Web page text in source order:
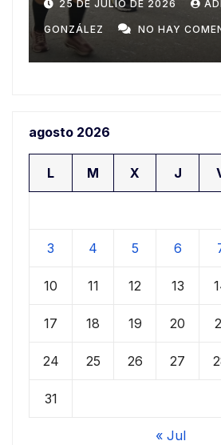
20 DE JULIO DE 2026
GONZÁLEZ NO HAY
agosto 2026
L M X J
3 4 5 6
10 11 12 13
17 18 19 20
24 25 26 27
31
« Jul